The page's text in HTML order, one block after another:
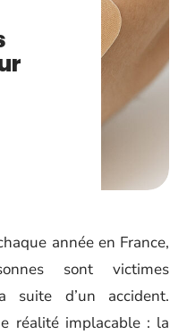
année en France,
sont victimes
suite d’un accident.
réalité implacable : la